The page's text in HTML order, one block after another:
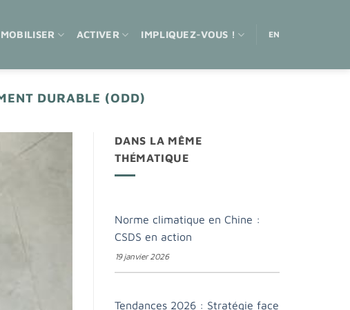
MOBILISER ACTIVER IMPLIQUEZ-VOUS ! EN
DURABLE (ODD)
DANS LA MÊME
THÉMATIQUE
Norme climatique en Chine :
CSDS en action
19 janvier 2026
Tendances 2026 : Stratégie face